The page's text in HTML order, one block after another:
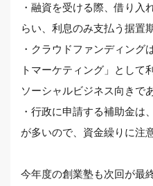
・融資を受ける際、借り入
らい、利息のみ支払う据置
・クラウドファンディング
トマーケティング」として
ソーシャルビジネス向きで
・行政に申請する補助金は
が多いので、資金繰りに注
今年度の創業塾も次回が最